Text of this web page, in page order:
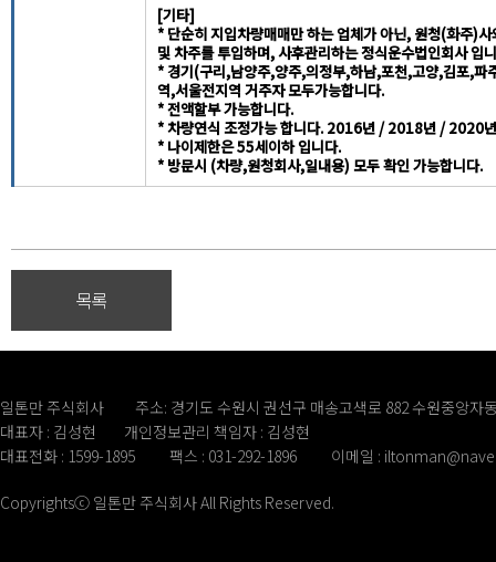
[기타]
* 단순히 지입차량매매만 하는 업체가 아닌, 원청(화주)
및 차주를 투입하며, 사후관리하는 정식운수법인회사 입
* 경기(구리,남양주,양주,의정부,하남,포천,고양,김포,파
역,서울전지역 거주자 모두가능합니다.
* 전액할부 가능합니다.
* 차량연식 조정가능 합니다. 2016년 / 2018년 / 2020
* 나이제한은 55세이하 입니다.
* 방문시 (차량,원청회사,일내용) 모두 확인 가능합니다.
목록
일톤만 주식회사
주소: 경기도 수원시 권선구 매송고색로 882 수원중앙자
대표자 : 김성현
개인정보관리 책임자 : 김성현
대표전화 : 1599-1895
팩스 : 031-292-1896 이메일 :
Copyrightsⓒ 일톤만 주식회사 All Rights Reserved.